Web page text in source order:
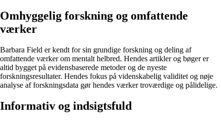
Omhyggelig forskning og omfattende
værker
Barbara Field er kendt for sin grundige forskning og deling af
omfattende værker om mentalt helbred. Hendes artikler og bøger er
altid bygget på evidensbaserede metoder og de nyeste
forskningsresultater. Hendes fokus på videnskabelig validitet og nøje
analyse af forskningsdata gør hendes værker troværdige og pålidelige.
Informativ og indsigtsfuld